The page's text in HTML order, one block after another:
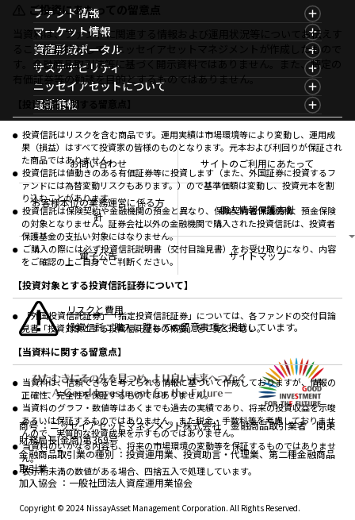
ご投資にあたっての留意点
当資料は、ファンドに関連する情報および運用状況等についてお伝えす
ることを目的として、ニッセイアセットマネジメントが作成したもので
す。金融商品取引法等に基づく開示資料ではありません。また、特定の
有価証券等の勧誘を目的とするものではありません。
【投資信託に関する留意点】
投資信託はリスクを含む商品です。運用実績は市場環境等により変動し、運用成
果（損益）はすべて投資家の皆様のものとなります。元本および利回りが保証され
た商品ではありません。
投資信託は値動きのある有価証券等に投資します（また、外国証券に投資するフ
ァンドには為替変動リスクもあります。）ので基準価額は変動し、投資元本を割
り込むことがあります。
投資信託は保険契約や金融機関の預金と異なり、保険契約者保護機構、預金保険
の対象となりません。証券会社以外の金融機関で購入された投資信託は、投資者
保護基金の支払い対象にはなりません。
ご購入の際には必ず投資信託説明書（交付目論見書）をお受け取りになり、内容
をご確認の上ご自身でご判断ください。
【投資対象とする投資信託証券について】
「外国投資信託証券」「指定投資信託証券」については、各ファンドの交付目論
見書「投資対象とする投資信託証券の概要」をご覧ください。
【当資料に関する留意点】
当資料は、信頼できると考えられる情報に基づいて作成しておりますが、情報の
正確性、完全性を保証するものではありません。
当資料のグラフ・数値等はあくまでも過去の実績であり、将来の投資収益を示唆
あるいは保証するものではありません。また税金・手数料等を考慮しておりませ
んので、実質的な投資成果を示すものではありません。
当資料のいかなる内容も、将来の市場環境の変動等を保証するものではありませ
ん。
表示桁未満の数値がある場合、四捨五入で処理しています。
ファンド情報
ファンド情報TOP
基準価額一覧
ファンド検索
ファンド比較
決算カレンダー
海外休日カレンダー
投資信託新商品のご案内
投資信託償還商品のご案内
ちょこっと3分！ファンドシアター
有価証券届出書の効力の発生の有無について
こだわりのインデックスファンド 購入・換金手数料
なしシリーズ
確定拠出年金について
マーケット情報
マーケット情報TOP
マーケット指数
マーケットレポート
コラム
ファンドレポート
資産形成ポータル
資産形成ポータルTOP
資産形成サービス
Nダイレクト
Goal Navi
資産形成サポート
NAMシティ
お問い合わせ
よくあるご質問
投資の教室
サステナビリティ
サステナビリティTOP
サステナビリティ経営
サステナブル投資
ニッセイアセットについて
ニッセイアセットについてTOP
会社情報
プレスリリース
受賞歴
方針・その他開示情報
採用情報
公式キャラクターのご紹介
最新情報
マーケットニュース
商品ニュース
おしらせ
メディアお問い合わせ サイトのご利用にあたって
お客様本位の業務運営に係る方
針
個人情報保護方針
電子公告 サイトマップ
リスクと費用
投資信託ご購入に際しての留意事項を掲載しています。
商号
ニッセイアセットマネジメント株式会社 金融商品取引業者 関東
財務局長(金商)第369号
金融商品取引業の種別
投資運用業、投資助言・代理業、第二種金融商品
取引業
加入協会
一般社団法人資産運用業協会
Copyright © 2024 NissayAsset Management Corporation. All Rights Reserved.